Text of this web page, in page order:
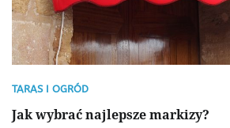
TARAS I OGRÓD
Jak wybrać najlepsze markizy?